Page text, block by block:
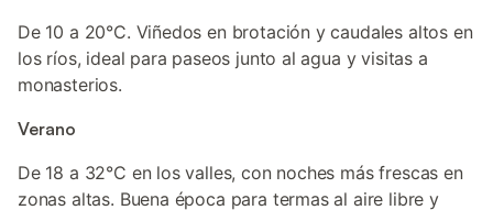
De 10 a 20°C. Viñedos en brotación y caudales altos en
los ríos, ideal para paseos junto al agua y visitas a
monasterios.
Verano
De 18 a 32°C en los valles, con noches más frescas en
zonas altas. Buena época para termas al aire libre y